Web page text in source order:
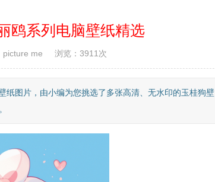
鸥系列电脑壁纸精选
picture me 浏览： 3911 次
图片，由小编为您挑选了多张高清、无水印的玉桂狗壁